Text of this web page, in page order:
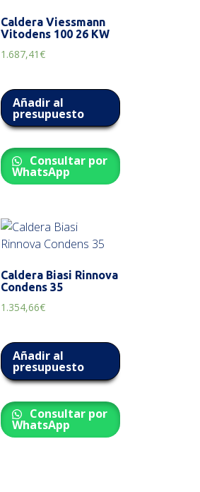
Caldera Viessmann
Vitodens 100 26 KW
1.687,41€
Añadir al
presupuesto
Consultar por
WhatsApp
Caldera Biasi Rinnova
Condens 35
1.354,66€
Añadir al
presupuesto
Consultar por
WhatsApp